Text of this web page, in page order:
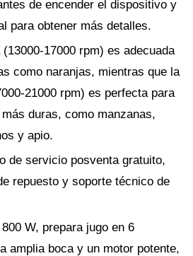
de encender el dispositivo y
para obtener más detalles.
17000 rpm) es adecuada
como naranjas, mientras que la
21000 rpm) es perfecta para
duras, como manzanas,
y apio.
de servicio posventa gratuito,
repuesto y soporte técnico de
W, prepara jugo en 6
amplia boca y un motor potente,